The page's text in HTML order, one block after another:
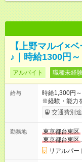
【上野マルイ×
♪｜時給1300円
アルバイト 職種未経
給与
時給1,300円
※経験・能力
の給与・待遇の変動なし） 【試
の長さ：3ヶ
交通費別
勤務地
東京都台東区
東京都台東区
リアルパー